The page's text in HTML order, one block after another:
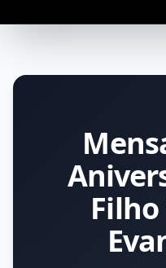
Filho